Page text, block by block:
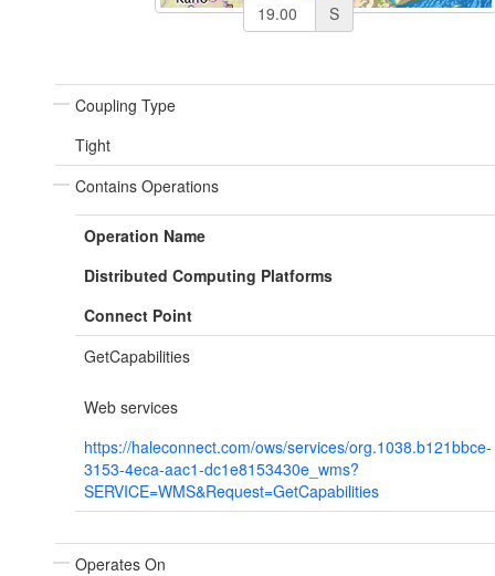
S
Coupling Type
Tight
Contains Operations
Operation Name
Distributed Computing Platforms
Connect Point
GetCapabilities
Web services
https://haleconnect.com/ows/services/org.1038.b121bbce-
3153-4eca-aac1-dc1e8153430e_wms?
SERVICE=WMS&Request=GetCapabilities
Operates On